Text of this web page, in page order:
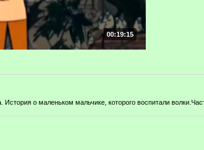
00:19:15
История о маленьком мальчике, которого воспитали